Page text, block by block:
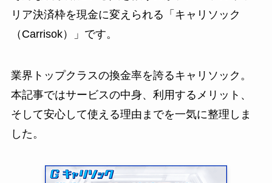
リア決済枠を現金に変えられる「キャリソック
（Carrisok）」です。
業界トップクラスの換金率を誇るキャリソック。
本記事ではサービスの中身、利用するメリット、
そして安心して使える理由までを一気に整理しま
した。